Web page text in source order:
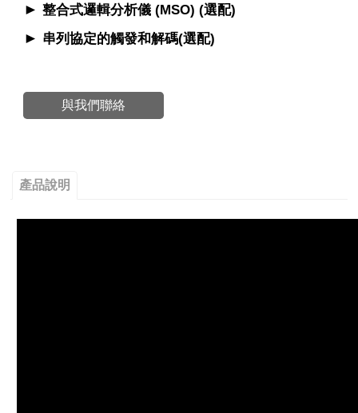
►整合式邏輯分析儀 (MSO) (選配)
► 串列協定的觸發和解碼(選配)
與我們聯絡
產品說明